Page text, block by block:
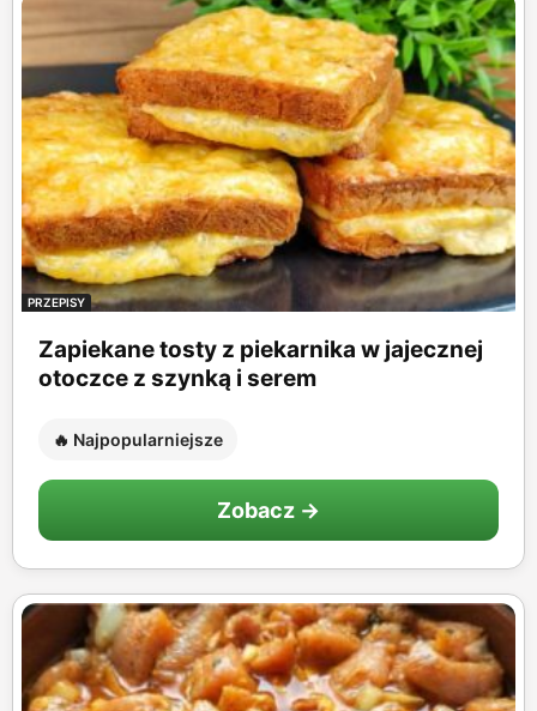
PRZEPISY
Zapiekane tosty z piekarnika w jajecznej
otoczce z szynką i serem
🔥 Najpopularniejsze
Zobacz →